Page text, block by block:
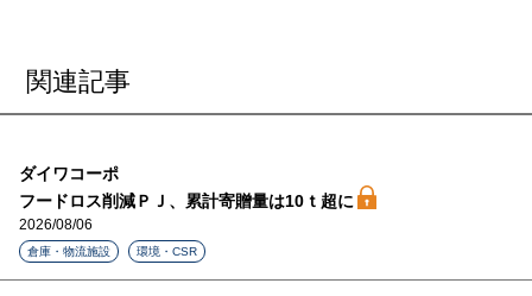
関連記事
ダイワコーポ
フードロス削減ＰＪ、累計寄贈量は10ｔ超に
2026/08/06
倉庫・物流施設 環境・CSR